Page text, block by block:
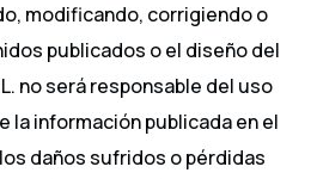
modificando, corrigiendo o
publicados o el diseño del
no será responsable del uso
la información publicada en el
daños sufridos o pérdidas